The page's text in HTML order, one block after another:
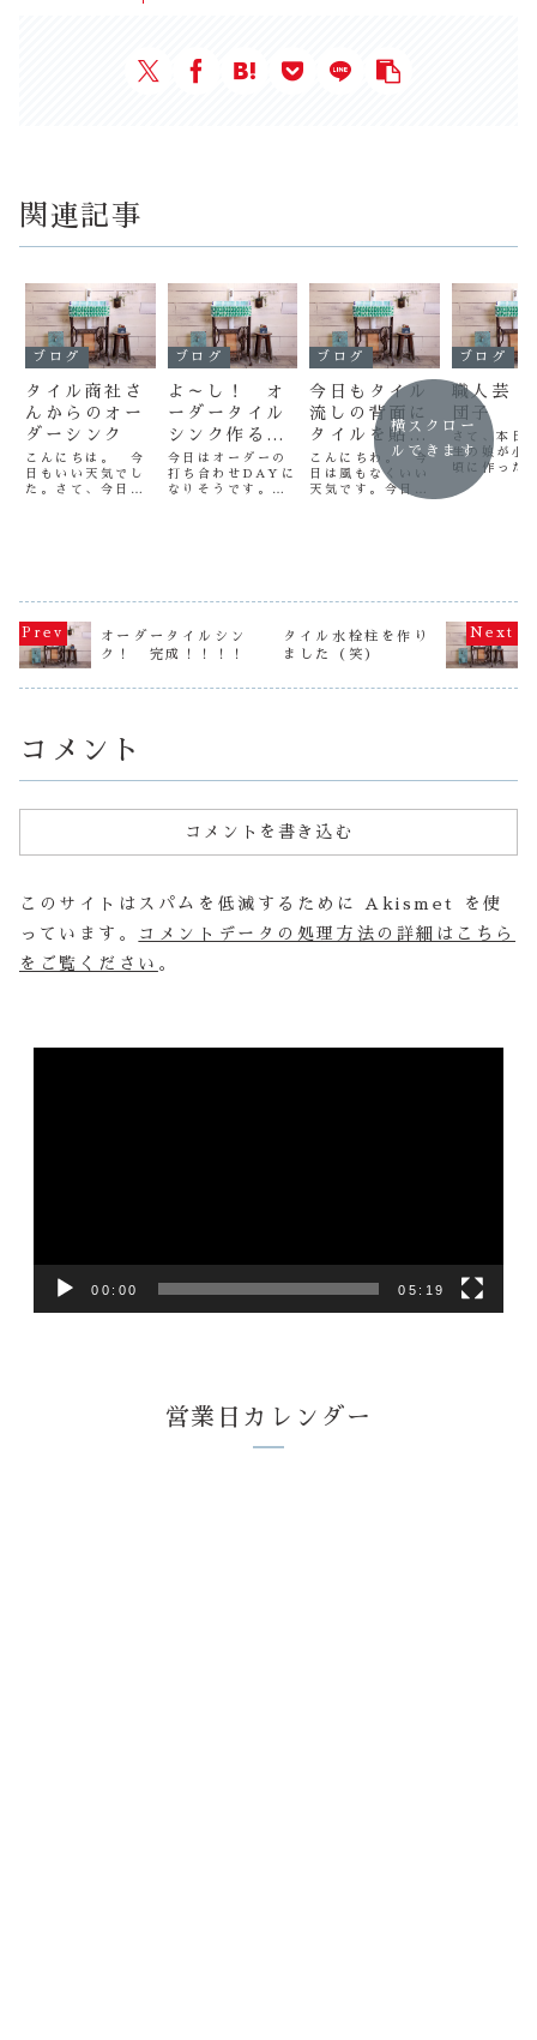
関連記事
ブログ
タイル商社さ
んからのオー
ダーシンク
こんにちは。 今
日もいい天気でし
た。さて、今日は
ったことのない色
れました。 来週
作りますのでアッ
プします。で、タ
の...
ブログ
よ～し！ オ
ーダータイル
シンク作るぞ
～
今日はオーダーの
打ち合わせDAYに
なりそうです。
は、秋田県の建築
らのオーダーの桶
型シンクの最終打
ち合わせ＆段取り
（笑）...
ブログ
今日もタイル
流しの背面に
タイルを貼
る
こんにちわ。 今
日は風もなくいい
天気です。今日
が多いんですよ
れた商品の梱包に
追われる中、なん
とが午前中の作業
は苦...
ブログ
職人芸
団子
さて、本日
生の娘が小
頃に作った
のお話で
れから写真
が凝縮して
娘がこれ見
ん・・・と
てく...
横スクロー
ルできます
オーダータイルシン
ク！ 完成！！！！
タイル水栓柱を作り
ました（笑）
コメント
コメントを書き込む
このサイトはスパムを低減するために Akismet を使
っています。
コメントデータの処理方法の詳細はこちら
をご覧ください 。
00:00 05:19
営業日カレンダー